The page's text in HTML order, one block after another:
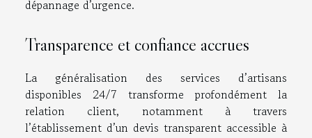
dépannage d’urgence.
Transparence et confiance accrues
La généralisation des services d’artisans
disponibles 24/7 transforme profondément la
relation client, notamment à travers
l’établissement d’un devis transparent accessible à